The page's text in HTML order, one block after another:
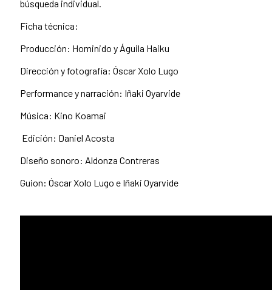
búsqueda individual.
Ficha técnica:
Producción: ‪Hominido‬ y Águila Haiku
Dirección y fotografía: Óscar Xolo Lugo
Performance y narración: Iñaki Oyarvide
Música: ‪Kino Koamai
Edición: Daniel Acosta
Diseño sonoro: Aldonza Contreras
Guion: Óscar Xolo Lugo e Iñaki Oyarvide